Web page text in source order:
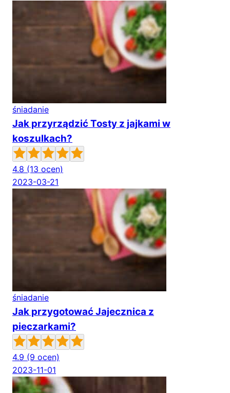
śniadanie
Jak przyrządzić Tosty z jajkami w
koszulkach?
4.8 (13 ocen)
2023-03-21
śniadanie
Jak przygotować Jajecznica z
pieczarkami?
4.9 (9 ocen)
2023-11-01